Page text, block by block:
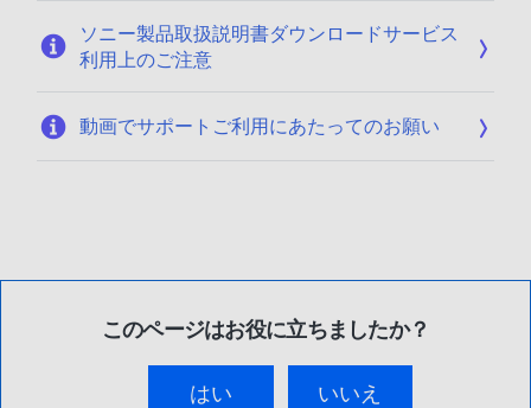
ソニー製品取扱説明書ダウンロードサービス
利用上のご注意
動画でサポートご利用にあたってのお願い
このページはお役に立ちましたか？
はい いいえ